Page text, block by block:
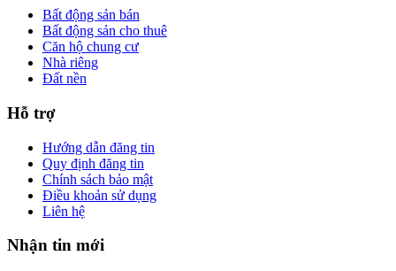
Bất động sản bán
Bất động sản cho thuê
Căn hộ chung cư
Nhà riêng
Đất nền
Hỗ trợ
Hướng dẫn đăng tin
Quy định đăng tin
Chính sách bảo mật
Điều khoản sử dụng
Liên hệ
Nhận tin mới